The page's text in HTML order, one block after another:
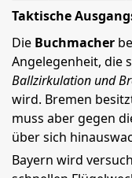
Taktische
Die Buchmacher
Angelegenheit, die
Ballzirkulation und
wird. Bremen
muss aber gegen
über sich
Bayern wird